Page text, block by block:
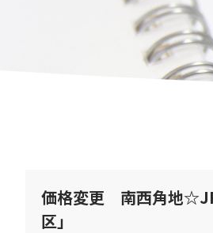
価格変更 南西角地
区」